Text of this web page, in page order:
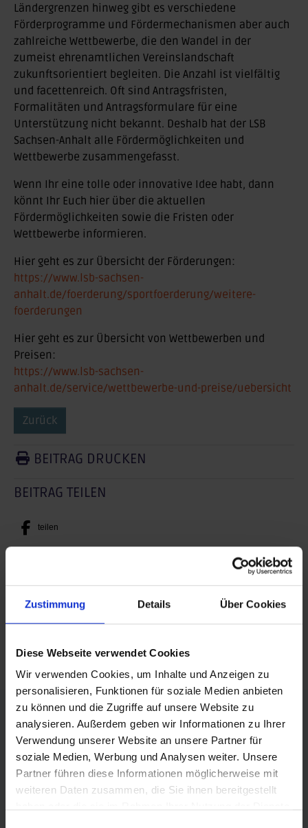
Zustimmung Details Über Cookies
Diese Webseite verwendet Cookies
Wir verwenden Cookies, um Inhalte und Anzeigen zu
personalisieren, Funktionen für soziale Medien anbieten
zu können und die Zugriffe auf unsere Website zu
analysieren. Außerdem geben wir Informationen zu Ihrer
Verwendung unserer Website an unsere Partner für
soziale Medien, Werbung und Analysen weiter. Unsere
Partner führen diese Informationen möglicherweise mit
weiteren Daten zusammen, die Sie ihnen bereitgestellt
Ländergrenzen hinweg gibt es verschiedene
Förderprogramme und Fördermechanismen aber auch
zahlreiche Wettbewerbe, die den Wandel in der
zumeist ehrenamtlichen Vereinslandschaft
zukunftsorientiert begleiten. Die Anzahl ist vielfältig
und facettenreich. Oft sind Antragsfristen,
Formalitäten und Antragsformulare für eine
Unterstützung nicht bekannt. Deshalb hat der LSB
Sachsen-Anhalt alle Fördermöglichkeiten und
Wettbewerbe zusammengefasst.
Wenn Ihr eine tolle oder innovative Idee habt, dann
könnt Ihr Euch hier über die aktuellen
Fördermöglichkeiten sowie die Fristen oder
Wettbewerbe informieren.
Hier geht es zur Übersicht der Förderungen:
https://www.lsb-sachsen-
anhalt.de/foerderung/sportfoerderung/weitere-
foerderungen
Hier geht es zur Übersicht von Wettbewerben und
Preisen:
https://www.lsb-sachsen-
anhalt.de/service/wettbewerbe-und-preise/uebersicht
Zurück
BEITRAG DRUCKEN
BEITRAG TEILEN
teilen
mail
RSS FEED
FÖRDERER DES SPORTS IN SACHSEN-ANHALT